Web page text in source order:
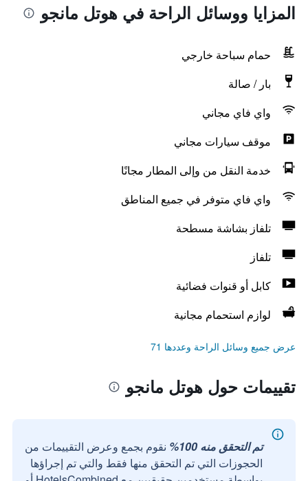
المزايا ووسائل الراحة في هوتل مانجو
حمام سباحة خارجي
بار / صالة
واي فاي مجاني
موقف سيارات مجاني
خدمة النقل من وإلى المطار مجانًا
واي فاي متوفر في جميع المناطق
تلفاز بشاشة مسطحة
تلفاز
كابل أو قنوات فضائية
لوازم استحمام مجانية
عرض جميع وسائل الراحة وعددها 71
تقييمات حول هوتل مانجو
تم التحقق منه 100%
نقوم بجمع وعرض التقييمات من
الحجوزات التي تم التحقق منها فقط والتي تم إجراؤها